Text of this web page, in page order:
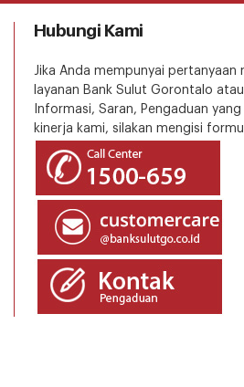
Hubungi Kami
Jika Anda mempunyai pertanyaan
layanan Bank Sulut Gorontalo
Informasi, Saran, Pengaduan
kinerja kami, silakan mengisi